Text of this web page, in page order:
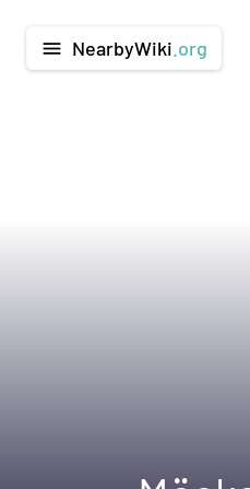
menu NearbyWiki .org